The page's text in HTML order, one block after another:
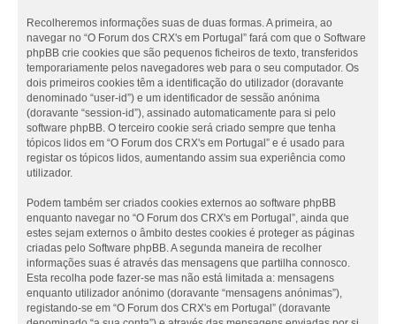
Recolheremos informações suas de duas formas. A primeira, ao
navegar no “O Forum dos CRX's em Portugal” fará com que o Software
phpBB crie cookies que são pequenos ficheiros de texto, transferidos
temporariamente pelos navegadores web para o seu computador. Os
dois primeiros cookies têm a identificação do utilizador (doravante
denominado “user-id”) e um identificador de sessão anónima
(doravante “session-id”), assinado automaticamente para si pelo
software phpBB. O terceiro cookie será criado sempre que tenha
tópicos lidos em “O Forum dos CRX's em Portugal” e é usado para
registar os tópicos lidos, aumentando assim sua experiência como
utilizador.
Podem também ser criados cookies externos ao software phpBB
enquanto navegar no “O Forum dos CRX's em Portugal”, ainda que
estes sejam externos o âmbito destes cookies é proteger as páginas
criadas pelo Software phpBB. A segunda maneira de recolher
informações suas é através das mensagens que partilha connosco.
Esta recolha pode fazer-se mas não está limitada a: mensagens
enquanto utilizador anónimo (doravante “mensagens anónimas”),
registando-se em “O Forum dos CRX's em Portugal” (doravante